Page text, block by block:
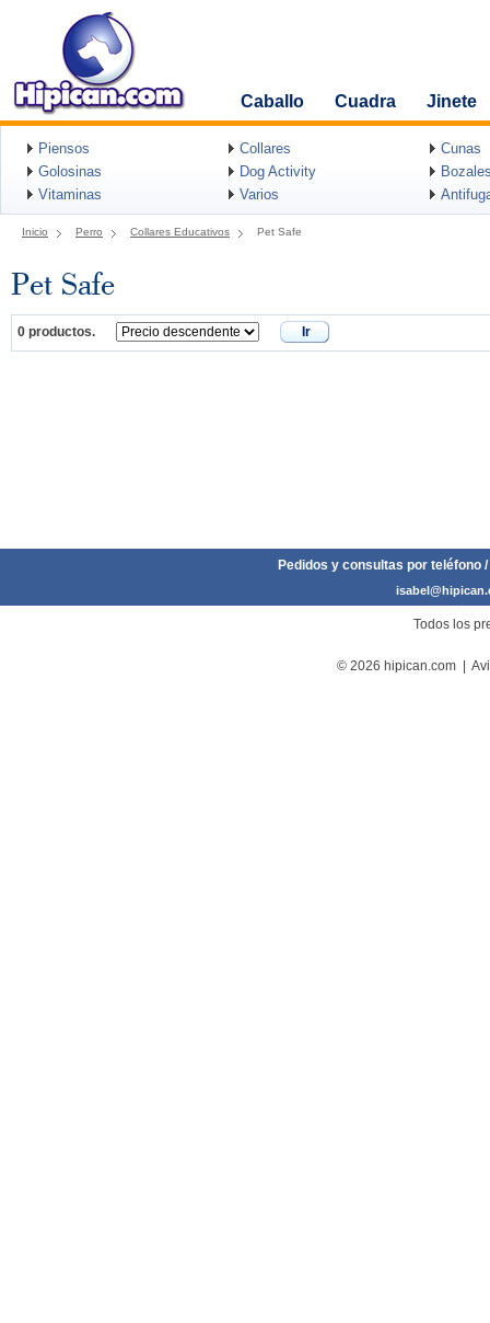
Caballo Cuadra Jinete
Piensos Collares
Cunas
Golosinas
Dog Activity
Vitaminas
Varios
Inicio Perro Collares Educativos Pet Safe
Pet Safe
0 productos. Ir
Pedidos y consultas por teléfono
Todos los
© 2026 hipican.com |